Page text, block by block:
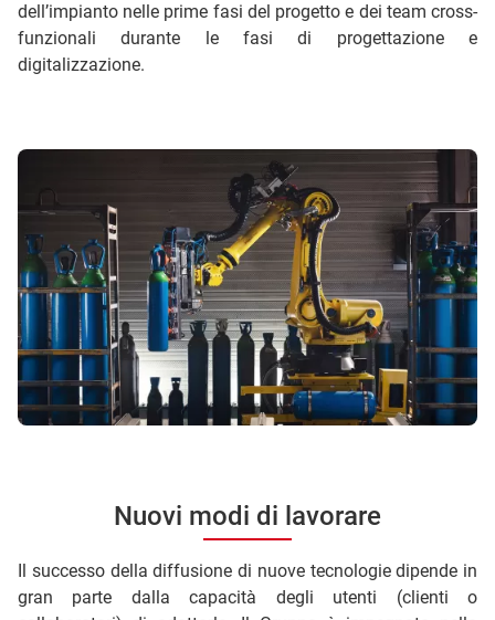
dell’impianto nelle prime fasi del progetto e dei team cross-
funzionali durante le fasi di progettazione e
digitalizzazione.
Nuovi modi di lavorare
Il successo della diffusione di nuove tecnologie dipende in
gran parte dalla capacità degli utenti (clienti o